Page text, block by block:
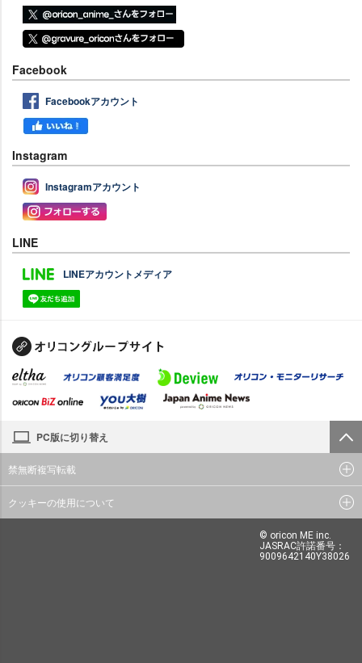
Facebook
Facebookアカウント
Instagram
Instagramアカウント
LINE
LINEアカウントメディア
PC版に切り替え
禁無断複写転載
クッキーの使用について
© oricon ME inc.
JASRAC許諾番号：
9009642140Y38026